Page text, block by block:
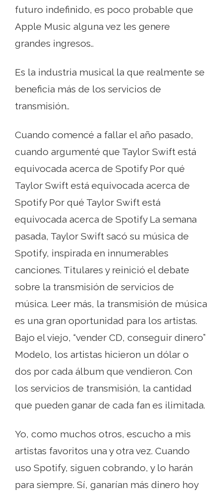
futuro indefinido, es poco probable que
Apple Music alguna vez les genere
grandes ingresos..
Es la industria musical la que realmente se
beneficia más de los servicios de
transmisión..
Cuando comencé a fallar el año pasado,
cuando argumenté que Taylor Swift está
equivocada acerca de Spotify Por qué
Taylor Swift está equivocada acerca de
Spotify Por qué Taylor Swift está
equivocada acerca de Spotify La semana
pasada, Taylor Swift sacó su música de
Spotify, inspirada en innumerables
canciones. Titulares y reinició el debate
sobre la transmisión de servicios de
música. Leer más, la transmisión de música
es una gran oportunidad para los artistas.
Bajo el viejo, “vender CD, conseguir dinero”
Modelo, los artistas hicieron un dólar o
dos por cada álbum que vendieron. Con
los servicios de transmisión, la cantidad
que pueden ganar de cada fan es ilimitada.
Yo, como muchos otros, escucho a mis
artistas favoritos una y otra vez. Cuando
uso Spotify, siguen cobrando, y lo harán
para siempre. Sí, ganarían más dinero hoy